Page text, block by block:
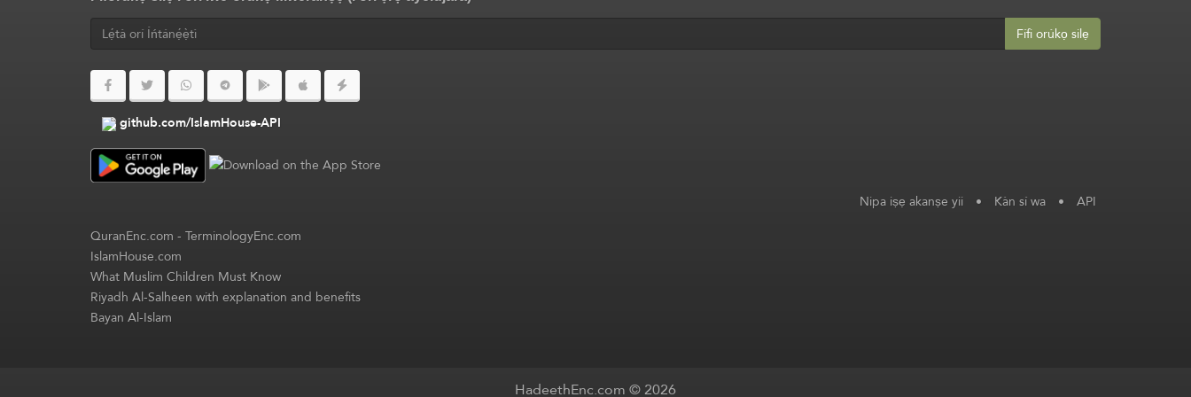
Fífi orúkọ silẹ
github.com/IslamHouse-API
Nipa iṣẹ akanṣe yii • Kàn sí wa • API
QuranEnc.com-TerminologyEnc.com
IslamHouse.com
What Muslim Children Must Know
Riyadh Al-Salheen with explanation and benefits
Bayan Al-Islam
HadeethEnc.com © 2026